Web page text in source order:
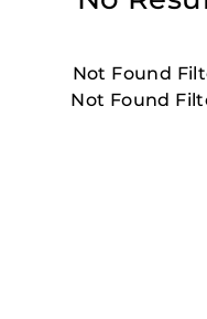
Not Found
Not Found